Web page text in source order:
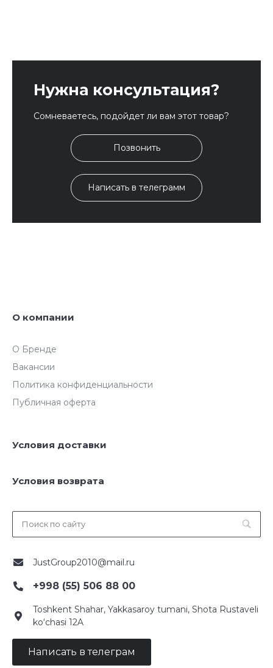
Нужна консультация?
Сомневаетесь, подойдет ли вам этот товар?
Позвонить
Написать в телеграмм
О компании
О Бренде
Вакансии
Политика конфиденциальности
Публичная оферта
Условия доставки
Условия возврата
JustGroup2010@mail.ru
+998 (55) 506 88 00
Toshkent Shahar, Yakkasaroy tumani, Shota Rustaveli
ko‘chasi 12A
Написать в телеграм